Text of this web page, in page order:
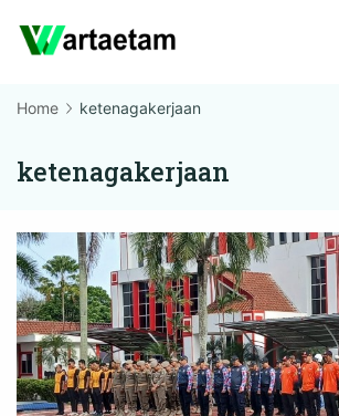
Home ketenagakerjaan
ketenagakerjaan